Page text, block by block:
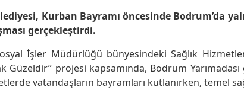
Kurban Bayramı öncesinde Bodrum’da
gerçekleştirdi.
İşler Müdürlüğü bünyesindeki Sağlık
Güzeldir” projesi kapsamında, Bodrum
vatandaşların bayramları kutlanırken, temel